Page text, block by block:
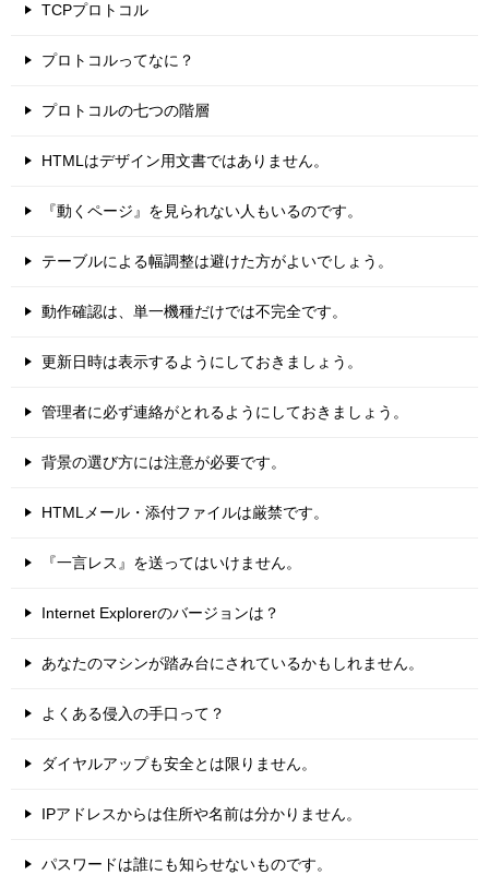
TCPプロトコル
プロトコルってなに？
プロトコルの七つの階層
HTMLはデザイン用文書ではありません。
『動くページ』を見られない人もいるのです。
テーブルによる幅調整は避けた方がよいでしょう。
動作確認は、単一機種だけでは不完全です。
更新日時は表示するようにしておきましょう。
管理者に必ず連絡がとれるようにしておきましょう。
背景の選び方には注意が必要です。
HTMLメール・添付ファイルは厳禁です。
『一言レス』を送ってはいけません。
Internet Explorerのバージョンは？
あなたのマシンが踏み台にされているかもしれません。
よくある侵入の手口って？
ダイヤルアップも安全とは限りません。
IPアドレスからは住所や名前は分かりません。
パスワードは誰にも知らせないものです。